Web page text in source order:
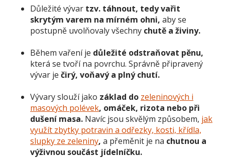
Důležité vývar tzv. táhnout, tedy vařit
skrytým varem na mírném ohni, aby se
postupně uvolňovaly všechny chutě a živiny.
Během vaření je důležité odstraňovat pěnu,
která se tvoří na povrchu. Správně připravený
vývar je čirý, voňavý a plný chutí.
Vývary slouží jako základ do zeleninových i
masových polévek, omáček, rizota nebo při
dušení masa. Navíc jsou skvělým způsobem, jak
využít zbytky potravin a odřezky, kosti, křídla,
slupky ze zeleniny, a přeměnit je na chutnou a
výživnou součást jídelníčku.